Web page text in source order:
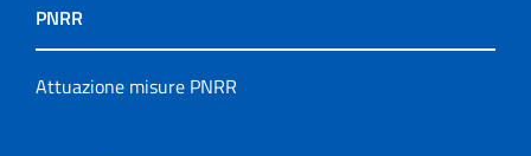
PNRR
Attuazione misure PNRR